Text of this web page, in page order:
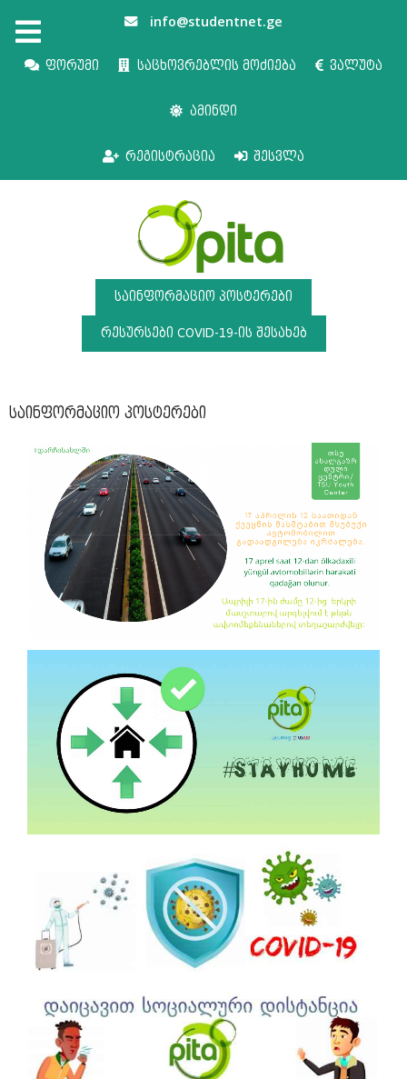
info@studentnet.ge
ფორუმი საცხოვრებლის მოძიება ვალუტა
ამინდი
რეგისტრაცია შესვლა
საინფორმაციო პოსტერები
რესურსები COVID-19-ის შესახებ
საინფორმაციო პოსტერები